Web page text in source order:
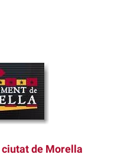
de Morella